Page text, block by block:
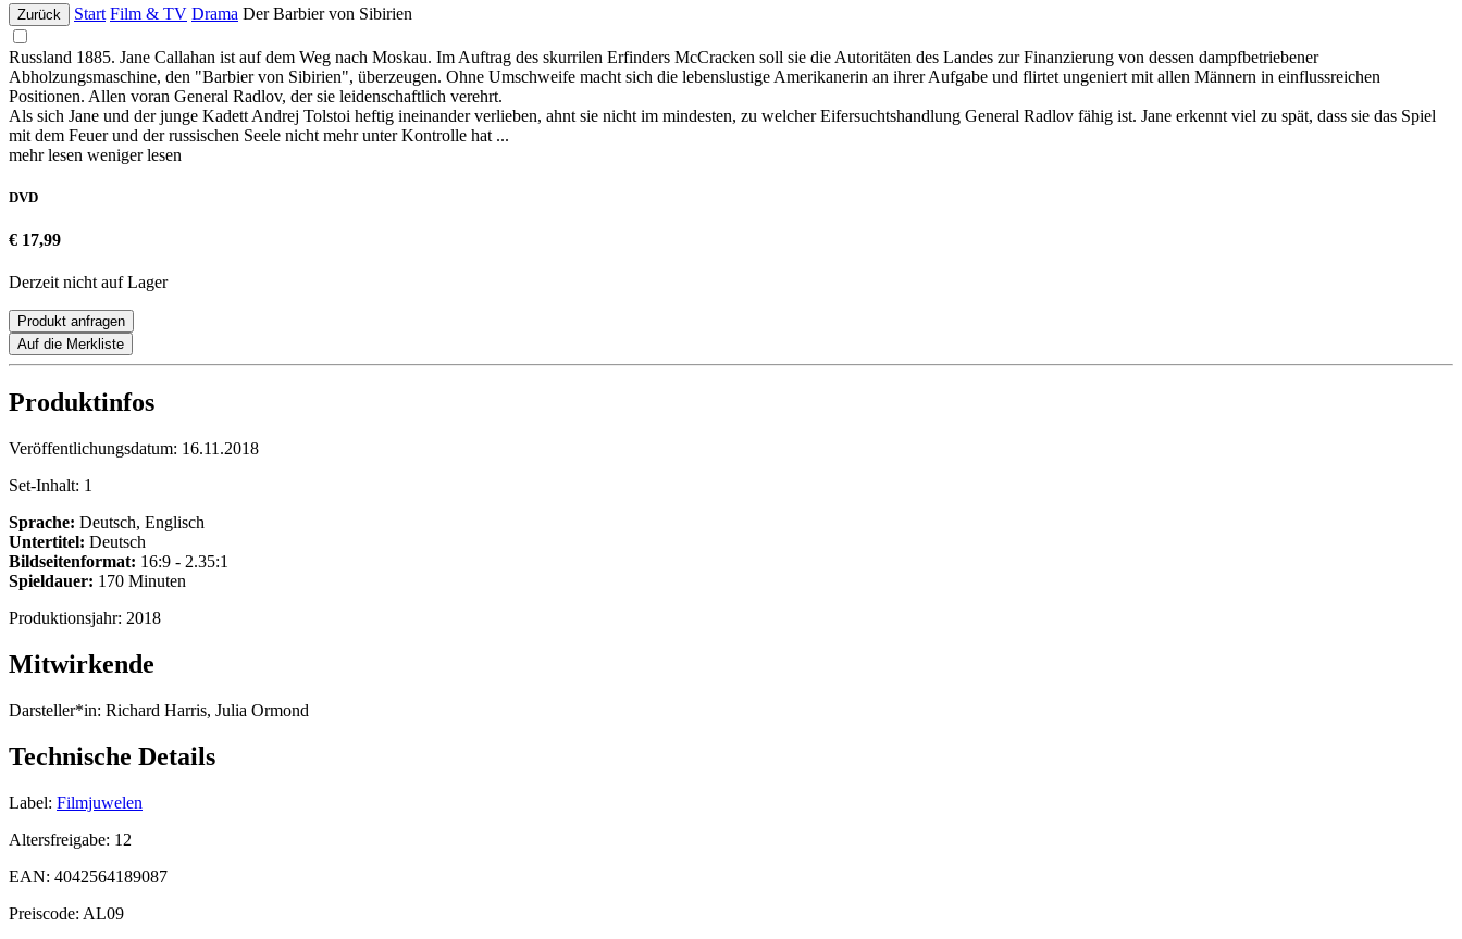
Zurück Start Film & TV Drama Der Barbier von Sibirien
Russland 1885. Jane Callahan ist auf dem Weg nach Moskau. Im Auftrag des skurrilen Erfinders McCracken soll sie die Autoritäten des Landes zur Finanzierung von dessen dampfbetriebener
Abholzungsmaschine, den "Barbier von Sibirien", überzeugen. Ohne Umschweife macht sich die lebenslustige Amerikanerin an ihrer Aufgabe und flirtet ungeniert mit allen Männern in einflussreichen
Positionen. Allen voran General Radlov, der sie leidenschaftlich verehrt.
Als sich Jane und der junge Kadett Andrej Tolstoi heftig ineinander verlieben, ahnt sie nicht im mindesten, zu welcher Eifersuchtshandlung General Radlov fähig ist. Jane erkennt viel zu spät, dass sie das Spiel
mit dem Feuer und der russischen Seele nicht mehr unter Kontrolle hat ...
mehr lesen weniger lesen
DVD
€ 17,99
Derzeit nicht auf Lager
Produkt anfragen
Auf die Merkliste
Produktinfos
Veröffentlichungsdatum: 16.11.2018
Set-Inhalt: 1
Sprache: Deutsch, Englisch
Untertitel: Deutsch
Bildseitenformat: 16:9 - 2.35:1
Spieldauer: 170 Minuten
Produktionsjahr: 2018
Mitwirkende
Darsteller*in: Richard Harris, Julia Ormond
Technische Details
Label: Filmjuwelen
Altersfreigabe: 12
EAN: 4042564189087
Preiscode: AL09